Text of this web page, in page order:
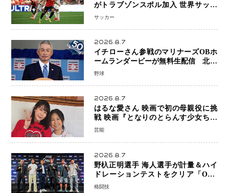
がトラブゾンスポル加入 世界サッカ
ーは「五大リーグ一強」から新時代へ
サッカー
2026.8.7
イチローさん参戦のマリナーズOBホ
ームランダービーが無料生配信 北米
ならではの“魅せる興行”に世界が注目
野球
2026.8.7
はるな愛さん 映画で初の母親役に挑
戦 映画『となりのとらんす少女ちゃ
ん』11月7日公開 未来の自分との対話
芸能
2026.8.7
野杁正明選手 海人選手が計量＆ハイ
ドレーションテストをクリア「ONE
SAMURAI 2」決戦へ万全の準備整う
格闘技